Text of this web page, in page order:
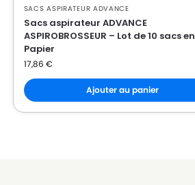
SACS ASPIRATEUR ADVANCE
Sacs aspirateur ADVANCE
ASPIROBROSSEUR – Lot de 10 sacs en
Papier
17,86 €
Ajouter au panier